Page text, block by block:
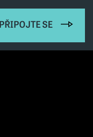
PŘIPOJTE SE